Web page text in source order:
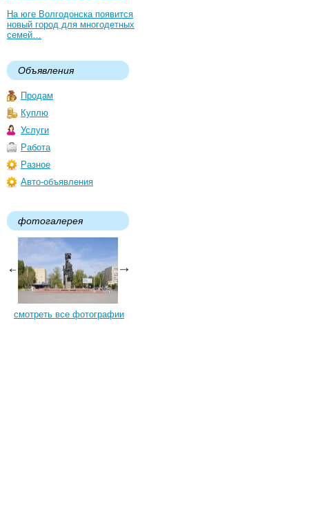
На юге Волгодонска появится
новый город для многодетных
семей…
Объявления
Продам
Куплю
Услуги
Работа
Разное
Авто-объявления
фотогалерея
смотреть все фотографии